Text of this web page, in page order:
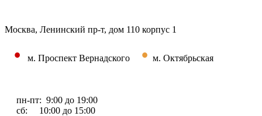
Москва, Ленинский пр-т, дом 110 корпус 1
• м. Проспект Вернадского • м. Октябрьская
пн-пт: 9:00 до 19:00
сб: 10:00 до 15:00